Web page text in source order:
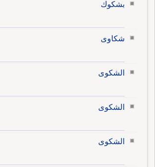
بشكوك
شكاوى
الشكوى
الشكوى
الشكوى